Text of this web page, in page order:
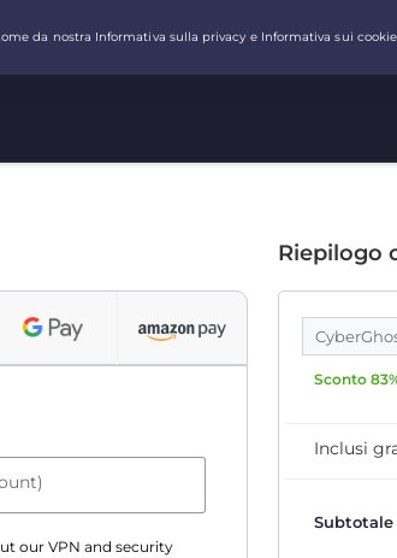
our VPN and security
Riepilogo
Sconto
Inclusi
Subtotale